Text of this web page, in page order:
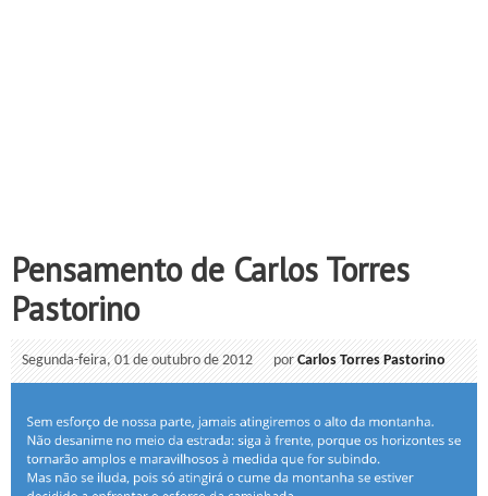
Pensamento de Carlos Torres
Pastorino
Segunda-feira, 01 de outubro de 2012 porCarlos Torres Pastorino